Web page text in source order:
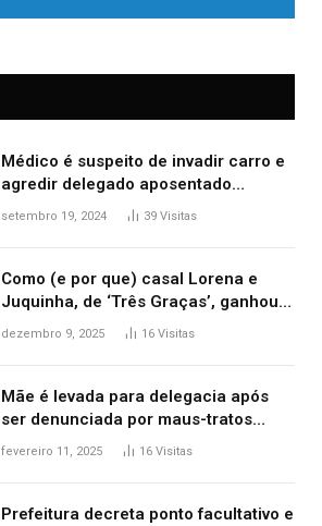
Médico é suspeito de invadir carro e
agredir delegado aposentado
durante confusão no trânsito
setembro 19, 2024 39 Visitas
Como (e por que) casal Lorena e
Juquinha, de ‘Três Graças’, ganhou
repercussão internacional
dezembro 9, 2025 16 Visitas
Mãe é levada para delegacia após
ser denunciada por maus-tratos
contra dois filhos, diz polícia
fevereiro 11, 2025 16 Visitas
Prefeitura decreta ponto facultativo e